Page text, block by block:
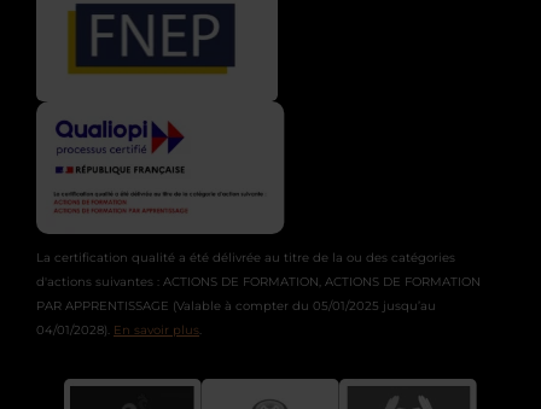
La certification qualité a été délivrée au titre de la ou des catégories
d'actions suivantes : ACTIONS DE FORMATION, ACTIONS DE FORMATION
PAR APPRENTISSAGE (Valable à compter du 05/01/2025 jusqu’au
04/01/2028). En savoir plus.